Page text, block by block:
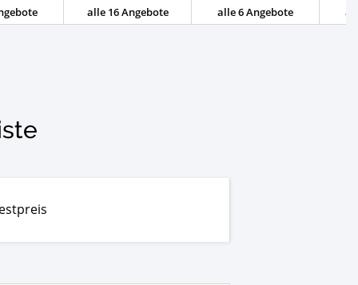
alle 16 Angebote
alle 6 Angebote